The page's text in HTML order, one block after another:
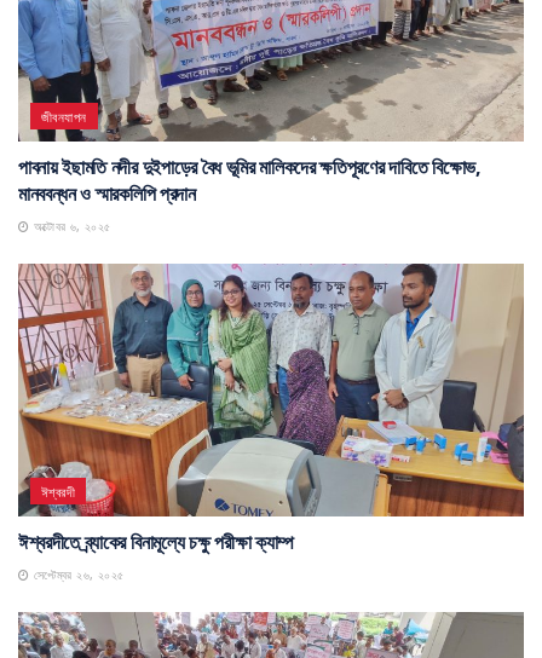
জীবনযাপন
পাবনায় ইছামতি নদীর দুইপাড়ের বৈধ ভূমির মালিকদের ক্ষতিপূরণের দাবিতে বিক্ষোভ,
মানববন্ধন ও স্মারকলিপি প্রদান
অক্টোবর ৬, ২০২৫
ঈশ্বরদী
ঈশ্বরদীতে ব্র্যাকের বিনামূল্যে চক্ষু পরীক্ষা ক্যাম্প
সেপ্টেম্বর ২৬, ২০২৫